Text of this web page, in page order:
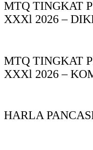
MTQ TINGKAT
XXXl 2026 –
MTQ TINGKAT
XXXl 2026 –
HARLA